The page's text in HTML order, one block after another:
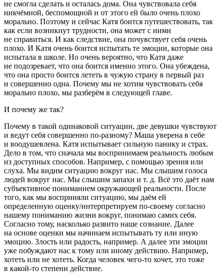
не смогла сделать и осталась дома. Она чувствовала себя
никчёмной, беспомощной и от этого ей было очень плохо
морально. Поэтому и сейчас Катя боится путешествовать, так
как если возникнут трудности, она может с ними
не справиться. И как следствие, она почувствует себя очень
плохо. И Катя очень боится испытать те эмоции, которые она
испытала в школе. Но очень вероятно, что Катя даже
не подозревает, что она боится именно этого. Она убеждена,
что она просто боится лететь в чужую страну в первый раз
и совершенно одна. Почему мы не хотим чувствовать себя
морально плохо, мы разберём в следующей главе.
И почему же так?
Почему в такой одинаковой ситуации, две девушки чувствуют
и ведут себя совершенно по-разному? Маша уверена в себе
и воодушевлена. Катя испытывает сильную панику и страх.
Дело в том, что сначала мы воспринимаем реальность любым
из доступных способов. Например, с помощью зрения или
слуха. Мы видим ситуацию вокруг нас. Мы слышим голоса
людей вокруг нас. Мы слышим запахи и т. д. Всё это даёт нам
субъективное пониманием окружающей реальности. После
того, как мы восприняли ситуацию, мы даём ей
определенную оценку/интерпретируем по-своему согласно
нашему пониманию жизни вокруг, понимаю самих себя.
Согласно тому, насколько развито наше сознание. Далее
на основе оценки мы начинаем испытывать ту или иную
эмоцию. Злость или радость, например. А далее эти эмоции
уже побуждают нас к тому или иному действию. Например,
хотеть или не хотеть. Когда человек чего-то хочет, это тоже
в какой-то степени действие.